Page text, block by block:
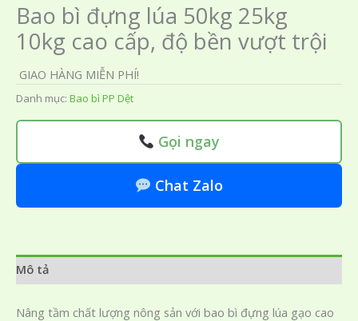
Bao bì đựng lúa 50kg 25kg
10kg cao cấp, độ bền vượt trội
GIAO HÀNG MIỄN PHÍ!
Danh mục: Bao bì PP Dệt
Gọi ngay
Chat Zalo
Mô tả
Nâng tầm chất lượng nông sản với bao bì đựng lúa gạo cao